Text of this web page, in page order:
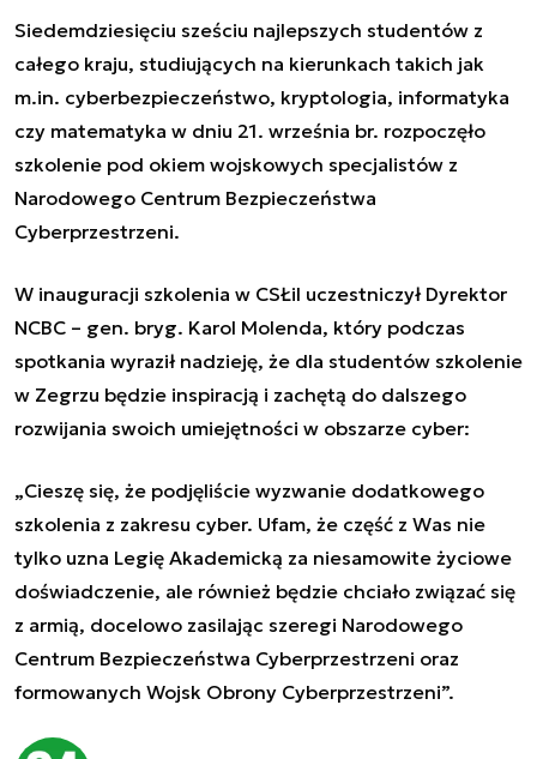
Siedemdziesięciu sześciu najlepszych studentów z
całego kraju, studiujących na kierunkach takich jak
m.in. cyberbezpieczeństwo, kryptologia, informatyka
czy matematyka w dniu 21. września br. rozpoczęło
szkolenie pod okiem wojskowych specjalistów z
Narodowego Centrum Bezpieczeństwa
Cyberprzestrzeni.
W inauguracji szkolenia w CSŁiI uczestniczył Dyrektor
NCBC – gen. bryg. Karol Molenda, który podczas
spotkania wyraził nadzieję, że dla studentów szkolenie
w Zegrzu będzie inspiracją i zachętą do dalszego
rozwijania swoich umiejętności w obszarze cyber:
„Cieszę się, że podjęliście wyzwanie dodatkowego
szkolenia z zakresu cyber. Ufam, że część z Was nie
tylko uzna Legię Akademicką za niesamowite życiowe
doświadczenie, ale również będzie chciało związać się
z armią, docelowo zasilając szeregi Narodowego
Centrum Bezpieczeństwa Cyberprzestrzeni oraz
formowanych Wojsk Obrony Cyberprzestrzeni”.